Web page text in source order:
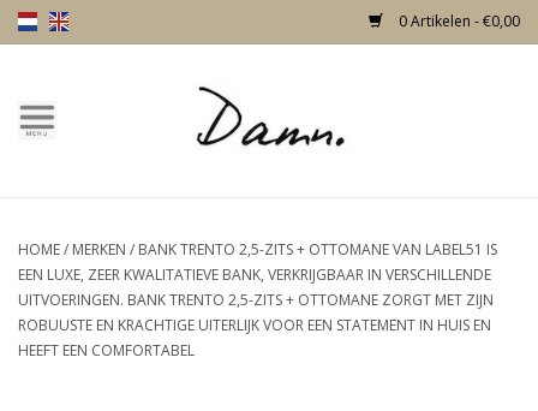
0 Artikelen - €0,00
Home
Nieuw!
Skulls
HOME/ MERKEN / BANK TRENTO 2,5-ZITS + OTTOMANE VAN LABEL51 IS
EEN LUXE, ZEER KWALITATIEVE BANK, VERKRIJGBAAR IN VERSCHILLENDE
UITVOERINGEN. BANK TRENTO 2,5-ZITS + OTTOMANE ZORGT MET ZIJN
ROBUUSTE EN KRACHTIGE UITERLIJK VOOR EEN STATEMENT IN HUIS EN
HEEFT EEN COMFORTABEL